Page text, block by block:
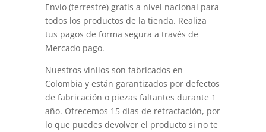
Envío (terrestre) gratis a nivel nacional para
todos los productos de la tienda. Realiza
tus pagos de forma segura a través de
Mercado pago.
Nuestros vinilos son fabricados en
Colombia y están garantizados por defectos
de fabricación o piezas faltantes durante 1
año. Ofrecemos 15 días de retractación, por
lo que puedes devolver el producto si no te